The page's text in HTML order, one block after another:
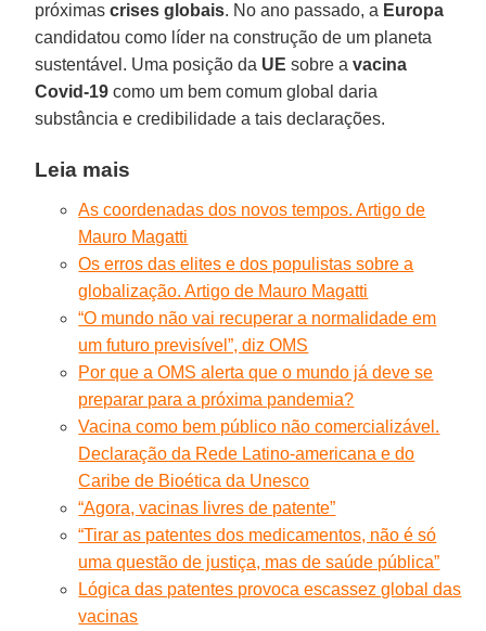
próximascrises globais. No ano passado, a Europa
candidatou como líder na construção de um planeta
sustentável. Uma posição da UE sobre avacina
Covid-19 como um bem comum global daria
substância e credibilidade a tais declarações.
Leia mais
As coordenadas dos novos tempos. Artigo de
Mauro Magatti
Os erros das elites e dos populistas sobre a
globalização. Artigo de Mauro Magatti
“O mundo não vai recuperar a normalidade em
um futuro previsível”, diz OMS
Por que a OMS alerta que o mundo já deve se
preparar para a próxima pandemia?
Vacina como bem público não comercializável.
Declaração da Rede Latino-americana e do
Caribe de Bioética da Unesco
“Agora, vacinas livres de patente”
“Tirar as patentes dos medicamentos, não é só
uma questão de justiça, mas de saúde pública”
Lógica das patentes provoca escassez global das
vacinas